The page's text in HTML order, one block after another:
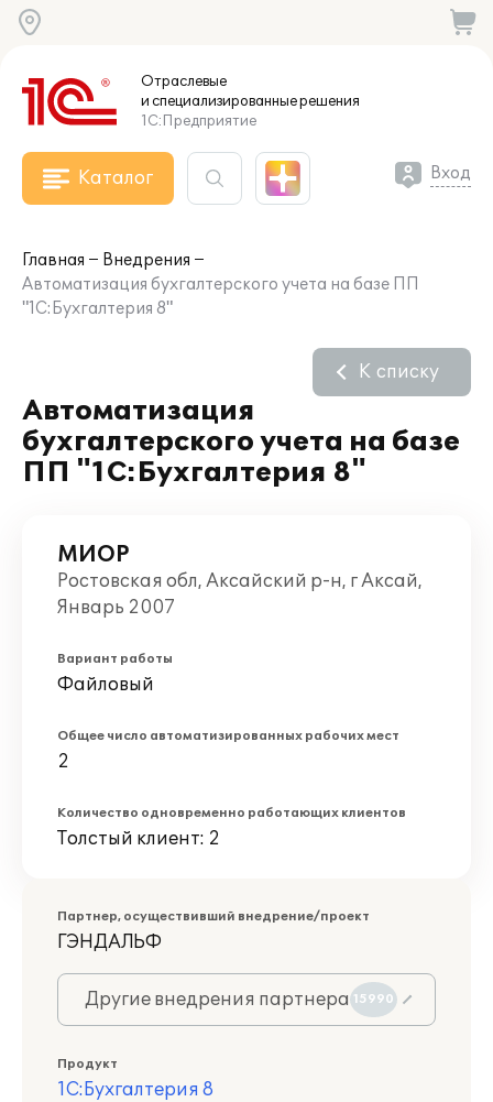
Отраслевые
и специализированныерешения
1С:Предприятие
Каталог Вход
Главная
Внедрения
Автоматизация бухгалтерского учета на базе ПП
"1С:Бухгалтерия 8"
Автоматизация
бухгалтерского учета на базе
ПП "1С:Бухгалтерия 8"
К списку
МИОР
Ростовская обл, Аксайский р-н, г Аксай,
Январь 2007
Вариант работы
Файловый
Общее число автоматизированных рабочих мест
2
Количество одновременно работающих клиентов
Толстый клиент: 2
Партнер, осуществивший внедрение/проект
ГЭНДАЛЬФ
Другие внедрения партнера 15990
Продукт
1С:Бухгалтерия 8